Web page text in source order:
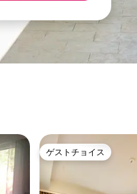
ゲストチョイス
ゲストチョイス